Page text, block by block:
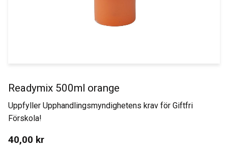
Readymix 500ml orange
Uppfyller Upphandlingsmyndighetens krav för Giftfri
Förskola!
40,00 kr